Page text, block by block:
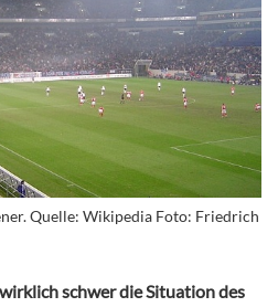
Quelle: Wikipedia Foto: Friedrich
schwer die Situation des